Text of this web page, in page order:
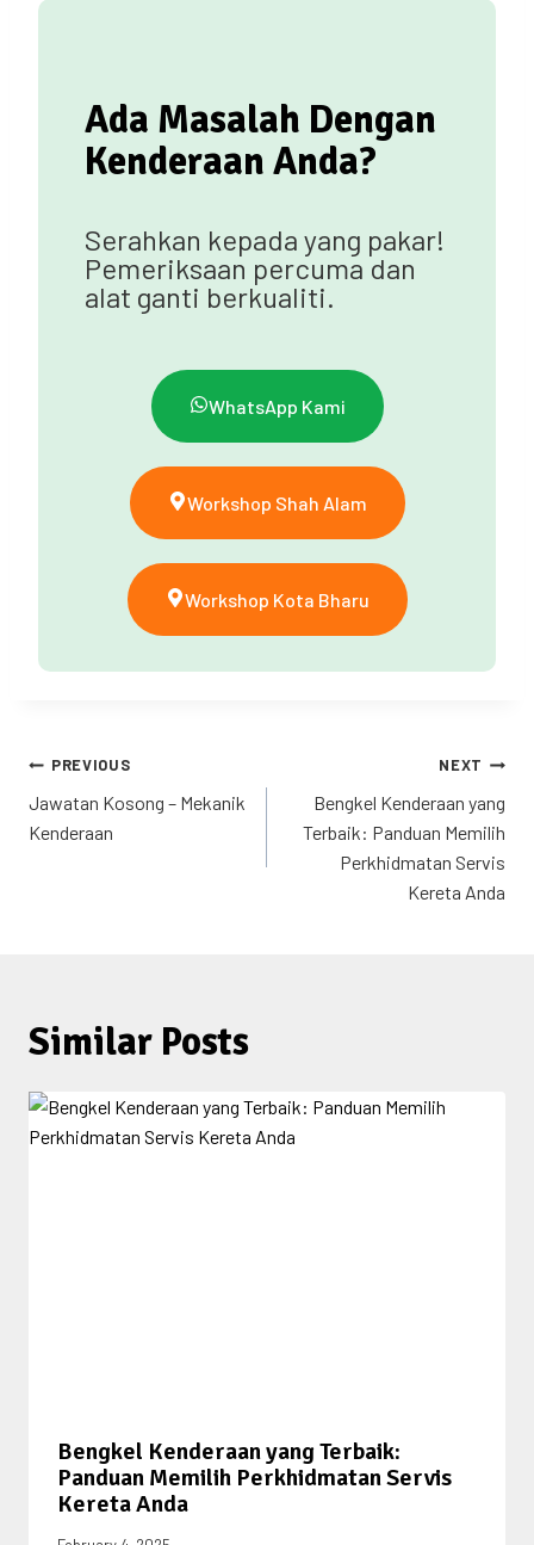
Ada Masalah Dengan
Kenderaan Anda?
Serahkan kepada yang pakar!
Pemeriksaan percuma dan
alat ganti berkualiti.
WhatsApp Kami
Workshop Shah Alam
Workshop Kota Bharu
PREVIOUS
Jawatan Kosong – Mekanik
Kenderaan
NEXT
Bengkel Kenderaan yang
Terbaik: Panduan Memilih
Perkhidmatan Servis
Kereta Anda
Similar Posts
Bengkel Kenderaan yang Terbaik:
Panduan Memilih Perkhidmatan Servis
Kereta Anda